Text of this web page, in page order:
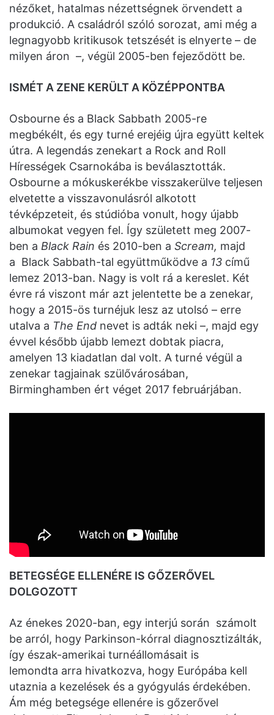
nézőket, hatalmas nézettségnek örvendett a
produkció. A családról szóló sorozat, ami még a
legnagyobb kritikusok tetszését is elnyerte – de
milyen áron –, végül 2005-ben fejeződött be.
ISMÉT A ZENE KERÜLT A KÖZÉPPONTBA
Osbourne és a Black Sabbath 2005-re
megbékélt, és egy turné erejéig újra együtt keltek
útra. A legendás zenekart a Rock and Roll
Hírességek Csarnokába is beválasztották.
Osbourne a mókuskerékbe visszakerülve teljesen
elvetette a visszavonulásról alkotott
tévképzeteit, és stúdióba vonult, hogy újabb
albumokat vegyen fel. Így született meg 2007-
ben a Black Rain és 2010-ben a Scream, majd
a Black Sabbath-tal együttműködve a 13 című
lemez 2013-ban. Nagy is volt rá a kereslet. Két
évre rá viszont már azt jelentette be a zenekar,
hogy a 2015-ös turnéjuk lesz az utolsó – erre
utalva a The End nevet is adták neki –, majd egy
évvel később újabb lemezt dobtak piacra,
amelyen 13 kiadatlan dal volt. A turné végül a
zenekar tagjainak szülővárosában,
Birminghamben ért véget 2017 februárjában.
BETEGSÉGE ELLENÉRE IS GŐZERŐVEL
DOLGOZOTT
Az énekes 2020-ban, egy interjú során számolt
be arról, hogy Parkinson-kórral diagnosztizálták,
így észak-amerikai turnéállomásait is
lemondta arra hivatkozva, hogy Európába kell
utaznia a kezelések és a gyógyulás érdekében.
Ám még betegsége ellenére is gőzerővel